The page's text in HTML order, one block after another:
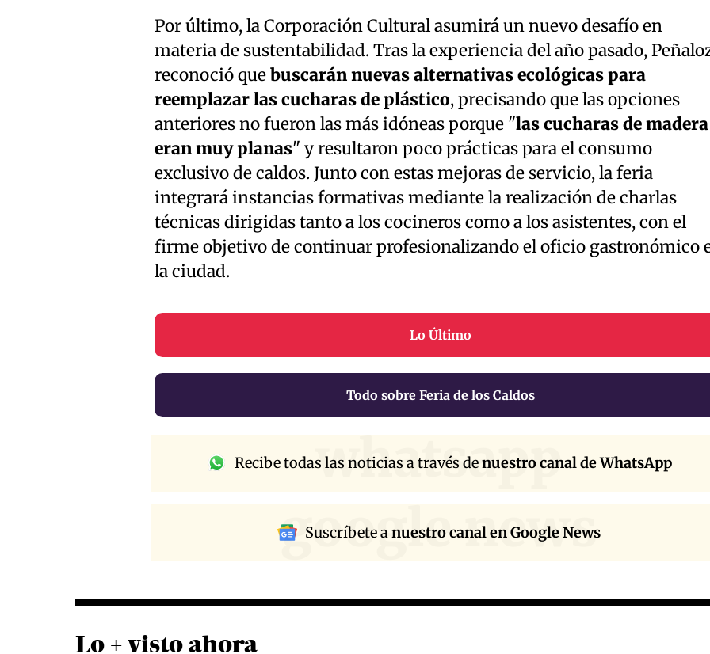
Por último, la Corporación Cultural asumirá un nuevo desafío en
materia de sustentabilidad. Tras la experiencia del año pasado,
reconoció quebuscarán nuevas alternativas ecológicas para
reemplazar las cucharas de plástico, precisando que las opciones
anteriores no fueron las más idóneas porque "las cucharas de madera
eran muy planas" y resultaron poco prácticas para el consumo
exclusivo de caldos. Junto con estas mejoras de servicio, la feria
integrará instancias formativas mediante la realización de charlas
técnicas dirigidas tanto a los cocineros como a los asistentes, con el
firme objetivo de continuar profesionalizando el oficio gastronómico
la ciudad.
Lo Último
Todo sobre Feria de los Caldos
whatsapp
Recibe todas las noticias a través denuestro canal de WhatsApp
google news
Suscríbete anuestro canal en Google News
Lo + visto ahora